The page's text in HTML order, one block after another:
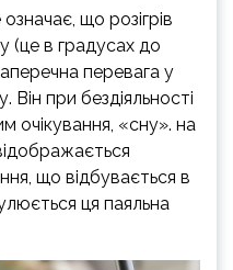
що розігрів
(це в градусах до
перевага у
при бездіяльності
очікування, «сну». на
що відбувається в
ця паяльна